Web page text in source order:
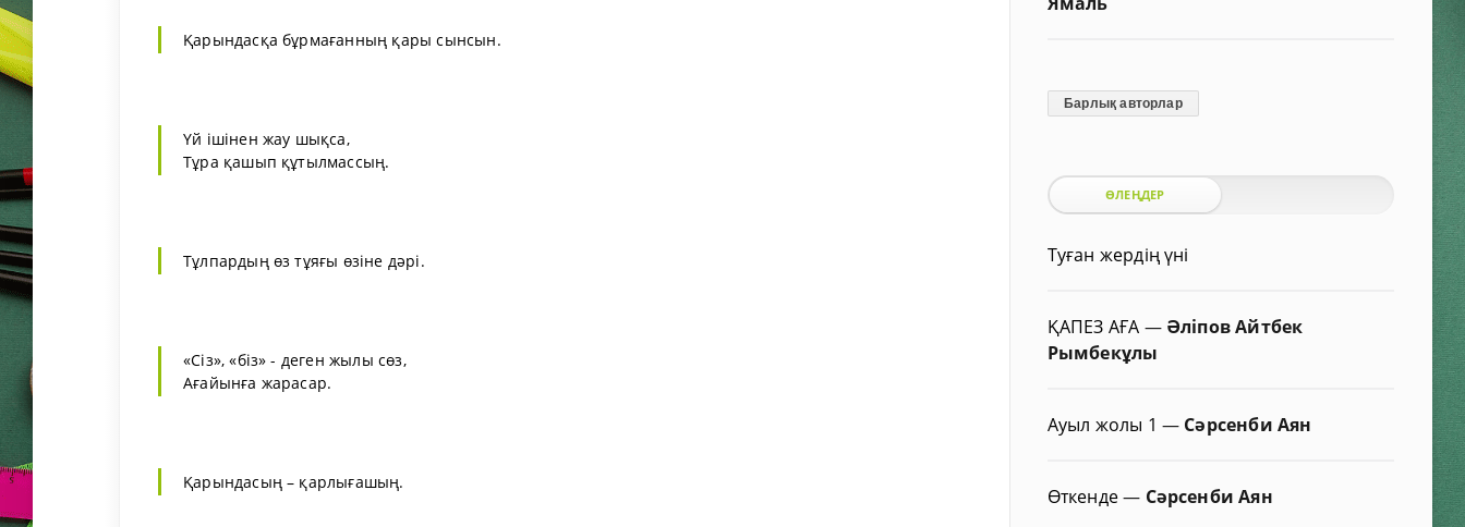
Қарындасқа бұрмағанның қары сынсын.
Үй ішінен жау шықса,
Тұра қашып құтылмассың.
Тұлпардың өз тұяғы өзіне дәрі.
«Сіз», «біз» - деген жылы сөз,
Ағайынға жарасар.
Қарындасың – қарлығашың.
Барлық авторлар
ӨЛЕҢДЕР
Туған жердің үні
ҚАПЕЗ АҒА — Әліпов Айтбек
Рымбекұлы
Ауыл жолы 1 — Сәрсенби Аян
Өткенде— Сәрсенби Аян